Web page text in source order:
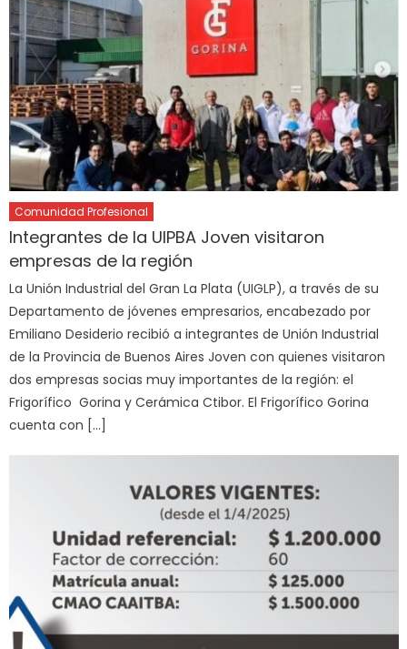
Comunidad Profesional
Integrantes de la UIPBA Joven visitaron
empresas de la región
La Unión Industrial del Gran La Plata (UIGLP), a través de su
Departamento de jóvenes empresarios, encabezado por
Emiliano Desiderio recibió a integrantes de Unión Industrial
de la Provincia de Buenos Aires Joven con quienes visitaron
dos empresas socias muy importantes de la región: el
Frigorífico Gorina y Cerámica Ctibor. El Frigorífico Gorina
cuenta con […]